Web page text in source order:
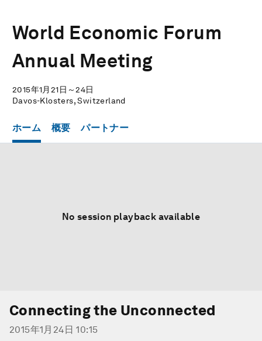
World Economic Forum
Annual Meeting
2015年1月21日～24日
Davos-Klosters, Switzerland
ホーム 概要 パートナー
No session playback available
Connecting the Unconnected
2015年1月24日 10:15